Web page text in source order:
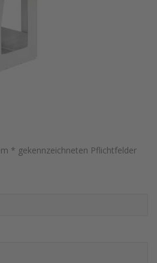
* gekennzeichneten Pflichtfelder